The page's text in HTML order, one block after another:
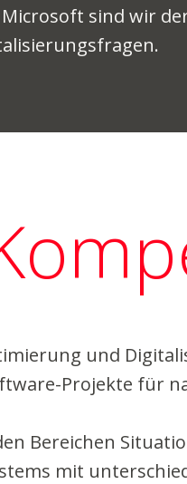
Microsoft sind wir
und
Projekte für
Bereichen
mit